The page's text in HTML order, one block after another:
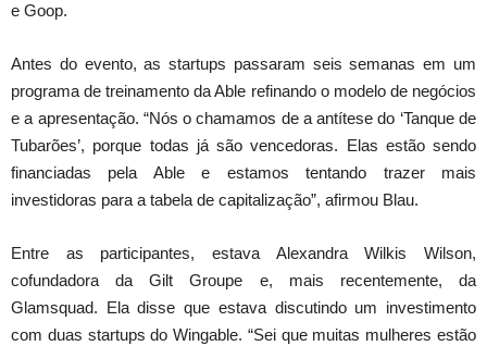
e Goop.
Antes do evento, as startups passaram seis semanas em um
programa de treinamento da Able refinando o modelo de negócios
e a apresentação. “Nós o chamamos de a antítese do ‘Tanque de
Tubarões’, porque todas já são vencedoras. Elas estão sendo
financiadas pela Able e estamos tentando trazer mais
investidoras para a tabela de capitalização”, afirmou Blau.
Entre as participantes, estava Alexandra Wilkis Wilson,
cofundadora da Gilt Groupe e, mais recentemente, da
Glamsquad. Ela disse que estava discutindo um investimento
com duas startups do Wingable. “Sei que muitas mulheres estão